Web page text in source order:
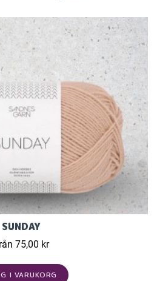
SUNDAY
75,00 kr
I VARUKORG